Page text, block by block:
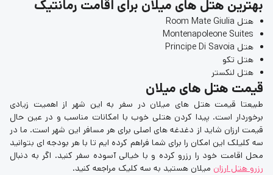
بهترین هتل های میلان برای اقامت رمانتیک
هتل Room Mate Giulia
Montenapoleone Suites
هتل Principe Di Savoia
هتل تکو
هتل لنکستر
قیمت هتل های میلان
طبیعتا قیمت هتل های میلان در سفر به این شهر از اهمیت زیادی
برخوردار است. پیدا کردن هتلی خوب با امکانات مناسب و در عین حال
قیمت ارزان شاید از دغدغه های اصلی برای هر مسافر این شهر است. ما در
سه کلیلک این امکان را برای شما فراهم کرده ایم تا با هر بودجه ای بتوانید
محل اقامت خود را رزرو کرده و با خیالی آسوده سفر کنید. اگر به دنبال
رزرو هتل ارزان میلان هستید به سه کلیک مراجعه کنید.